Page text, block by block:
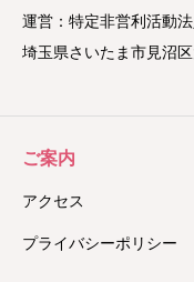
運営：特定非営利活動
埼玉県さいたま市見沼
ご案内
アクセス
プライバシーポリシー